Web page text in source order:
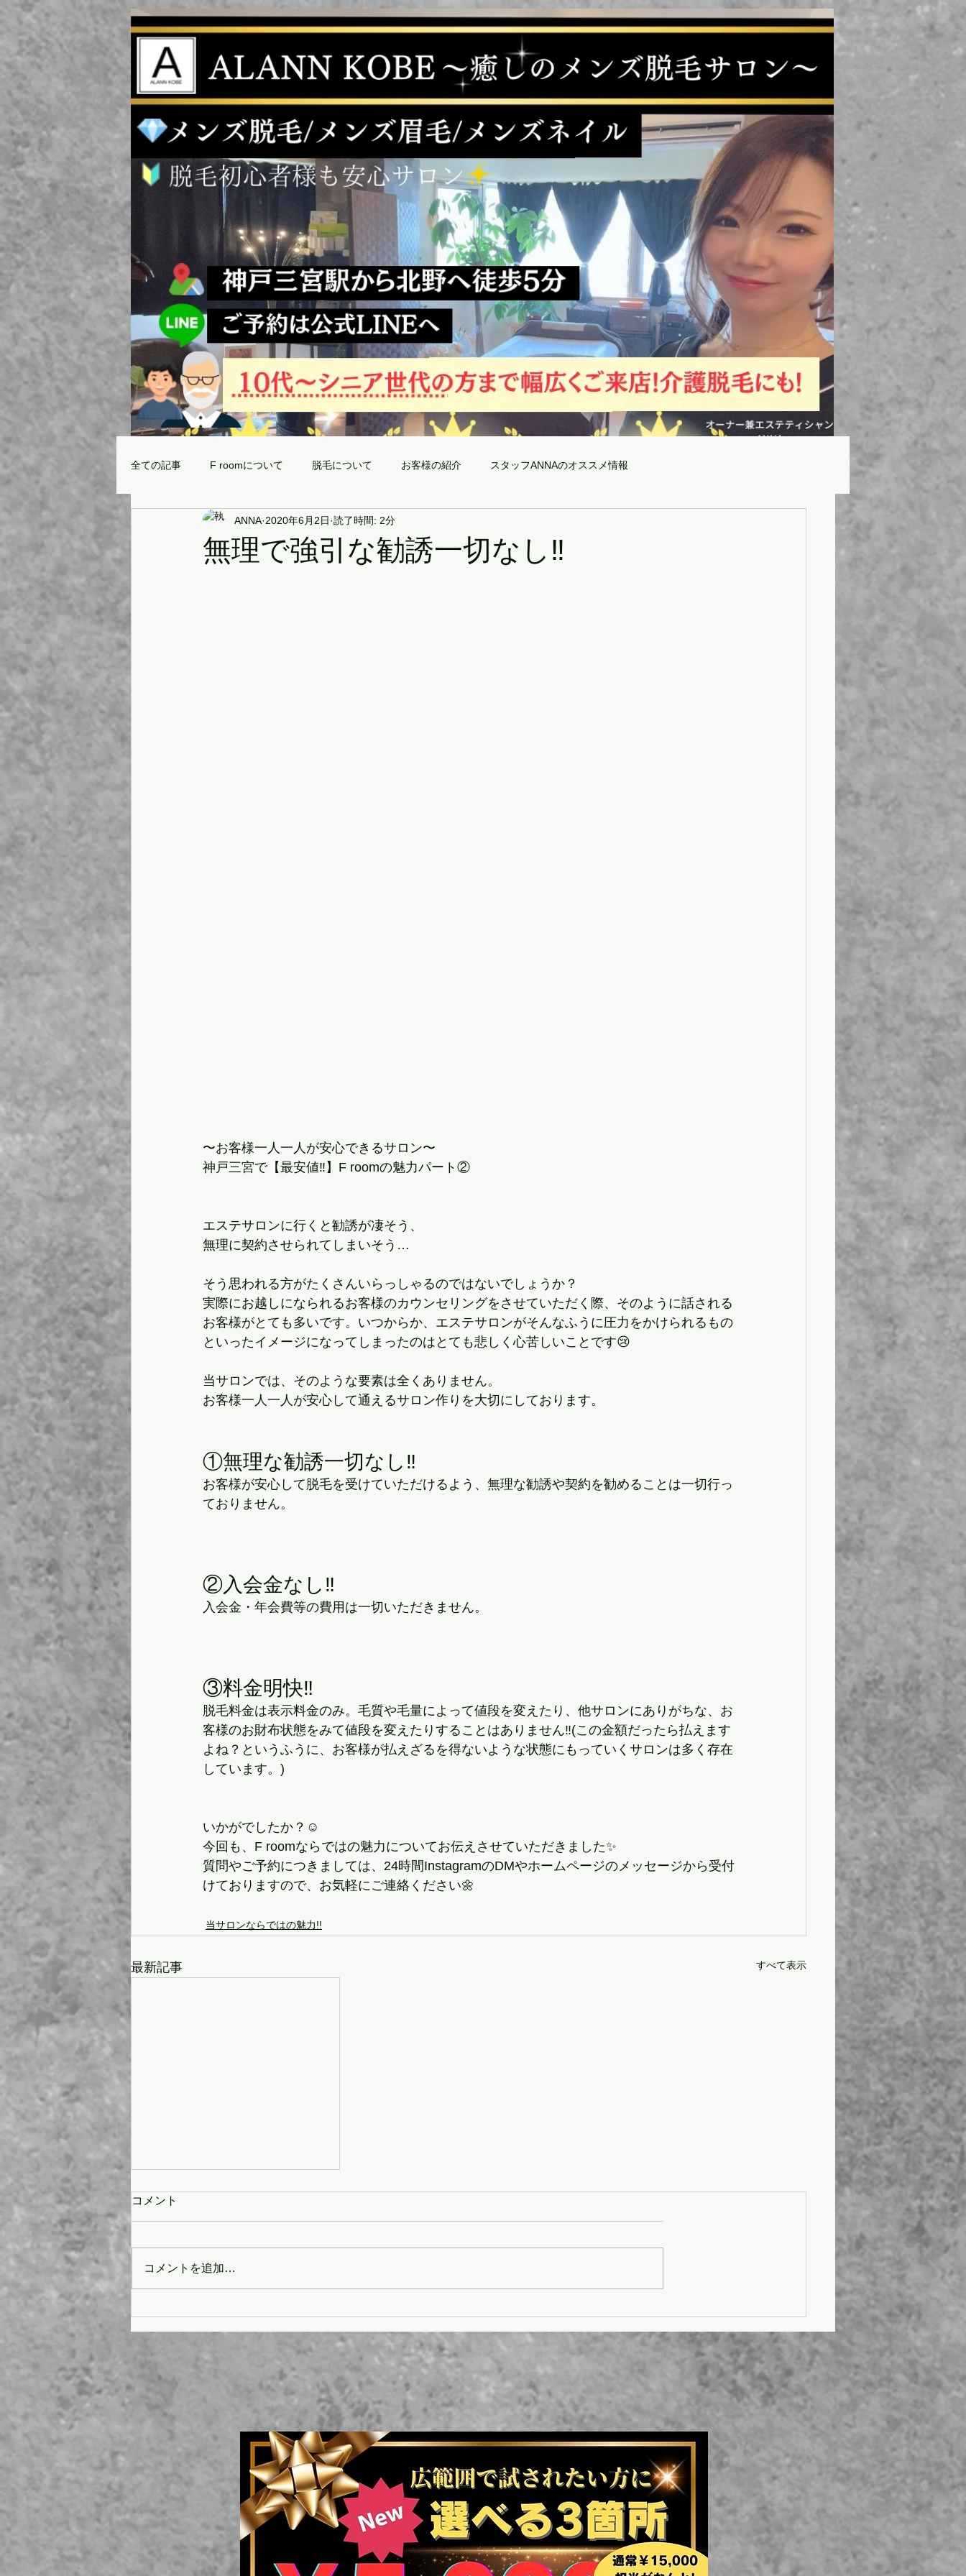
全ての記事 F roomについて 脱毛について お客様の紹介 スタッフANNAのオススメ情報
当サロンの脱毛マシンの効果と威力 全身脱毛のメリット〜神戸三宮メンズ脱毛Froom〜
無理で強引な勧誘一切なし‼️
ANNA 2020年6月2日 読了時間: 2分
〜お客様一人一人が安心できるサロン〜
神戸三宮で【最安値‼️】F roomの魅力パート②
エステサロンに行くと勧誘が凄そう、
無理に契約させられてしまいそう…
そう思われる方がたくさんいらっしゃるのではないでしょうか？
実際にお越しになられるお客様のカウンセリングをさせていただく際、そのように話される
お客様がとても多いです。いつからか、エステサロンがそんなふうに圧力をかけられるもの
といったイメージになってしまったのはとても悲しく心苦しいことです😢
当サロンでは、そのような要素は全くありません。
お客様一人一人が安心して通えるサロン作りを大切にしております。
①無理な勧誘一切なし‼️
お客様が安心して脱毛を受けていただけるよう、無理な勧誘や契約を勧めることは一切行っ
ておりません。
②入会金なし‼️
入会金・年会費等の費用は一切いただきません。
③料金明快‼️
脱毛料金は表示料金のみ。毛質や毛量によって値段を変えたり、他サロンにありがちな、お
客様のお財布状態をみて値段を変えたりすることはありません‼️(この金額だったら払えます
よね？というふうに、お客様が払えざるを得ないような状態にもっていくサロンは多く存在
しています。)
いかがでしたか？☺️
今回も、F roomならではの魅力についてお伝えさせていただきました✨
質問やご予約につきましては、24時間InstagramのDMやホームページのメッセージから受付
けておりますので、お気軽にご連絡ください🌼
当サロンならではの魅力!!
最新記事 すべて表示
コメント
コメントを追加…